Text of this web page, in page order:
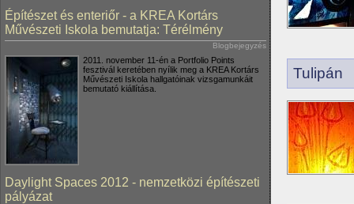
Építészet és enteriőr - a KREA Kortárs
Művészeti Iskola bemutatja: Térélmény
Blogbejegyzés
2011. november 11-én a Portfolio Points
fesztivál keretében nyílik meg a KREA Kortárs
Művészeti Iskola hallgatóinak vizsgamunkáit
bemutató kiállítása.
Daylight Spaces 2012 - nemzetközi építészeti
pályázat
Tulipán